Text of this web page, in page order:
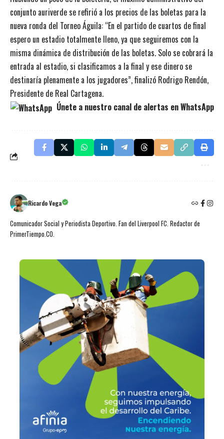
conjunto auriverde se refirió a los precios de las boletas para la
nueva ronda del Torneo Águila: “En el partido de cuartos de final
espero un estadio totalmente lleno, ya que seguiremos con la
misma dinámica de distribución de las boletas. Solo se cobrará la
entrada al estadio, si clasificamos a la final y ese dinero se
destinaría plenamente a los jugadores”, finalizó Rodrigo Rendón,
Presidente de Real Cartagena.
Únete a nuestro canal de alertas en WhatsApp
Ricardo Vega
Comunicador Social y Periodista Deportivo. Fan del Liverpool FC. Redactor de
PrimerTiempo.CO.